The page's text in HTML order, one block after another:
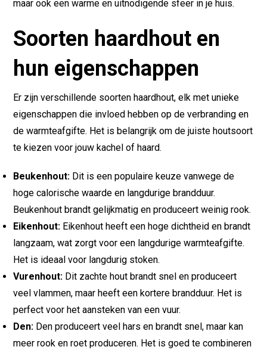
maar ook een warme en uitnodigende sfeer in je huis.
Soorten haardhout en
hun eigenschappen
Er zijn verschillende soorten haardhout, elk met unieke
eigenschappen die invloed hebben op de verbranding en
de warmteafgifte. Het is belangrijk om de juiste houtsoort
te kiezen voor jouw kachel of haard.
Beukenhout: Dit is een populaire keuze vanwege de
hoge calorische waarde en langdurige brandduur.
Beukenhout brandt gelijkmatig en produceert weinig rook.
Eikenhout: Eikenhout heeft een hoge dichtheid en brandt
langzaam, wat zorgt voor een langdurige warmteafgifte.
Het is ideaal voor langdurig stoken.
Vurenhout: Dit zachte hout brandt snel en produceert
veel vlammen, maar heeft een kortere brandduur. Het is
perfect voor het aansteken van een vuur.
Den: Den produceert veel hars en brandt snel, maar kan
meer rook en roet produceren. Het is goed te combineren